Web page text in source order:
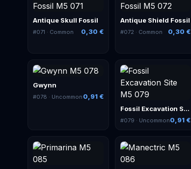
Antique Skull Fossil
#071 · Common 0,30 €
Antique Shield Fossil
#072 · Common 0,30 €
Gwynn
#078 · Uncommon 0,91 €
Fossil Excavation Site
#079 · Uncommon0,91 €